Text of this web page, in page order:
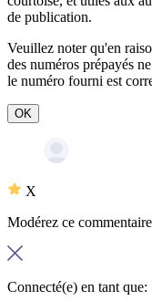
de publication.
Veuillez noter qu'en
des numéros prépayés
le numéro fourni est
OK
X
Modérez ce commentaire
Connecté(e) en tant que: